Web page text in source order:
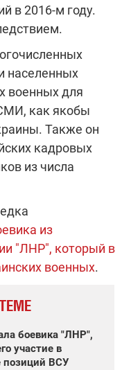
в 2016-м году.
населенных
военных для
как якобы
Также он
кадровых
из числа
из
"ЛНР", который в
военных.
боевика "ЛНР",
участие в
позиций ВСУ